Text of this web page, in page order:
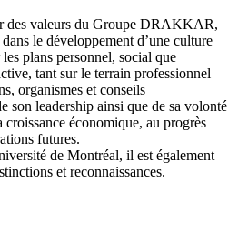
des valeurs du Groupe DRAKKAR,
le développement d’une culture
plans personnel, social que
tant sur le terrain professionnel
organismes et conseils
son leadership ainsi que de sa volonté
économique, au progrès
futures.
de Montréal, il est également
et reconnaissances.